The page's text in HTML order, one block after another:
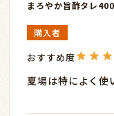
まろやか旨酢タレ
購入者
夏場は特によく使